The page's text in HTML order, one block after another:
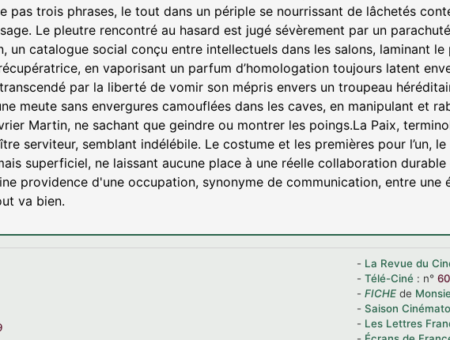
pas trois phrases, le tout dans un périple se nourrissant de lâchetés
Le pleutre rencontré au hasard est jugé sévèrement par un
un catalogue social conçu entre intellectuels dans les salons, laminant
en vaporisant un parfum d’homologation toujours latent
par la liberté de vomir son mépris envers un troupeau
meute sans envergures camouflées dans les caves, en manipulant et
Martin, ne sachant que geindre ou montrer les poings.La Paix,
serviteur, semblant indélébile. Le costume et les premières pour l’un,
superficiel, ne laissant aucune place à une réelle collaboration
providence d'une occupation, synonyme de communication, entre une
va bien.
La Revue du
Télé-Ciné : n° 60
FICHE de
Saison
Les Lettres